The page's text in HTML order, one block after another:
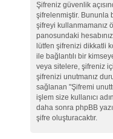
Şifreniz güvenlik
şifrelenmiştir. Bununla
şifreyi kullanmamanız
panosundaki
lütfen şifrenizi dikkatli
ile bağlantılı bir
veya sitelere, şifreniz
şifrenizi unutmanız
sağlanan "Şifremi
işlem size kullanıcı
daha sonra phpBB
şifre oluşturacaktır.